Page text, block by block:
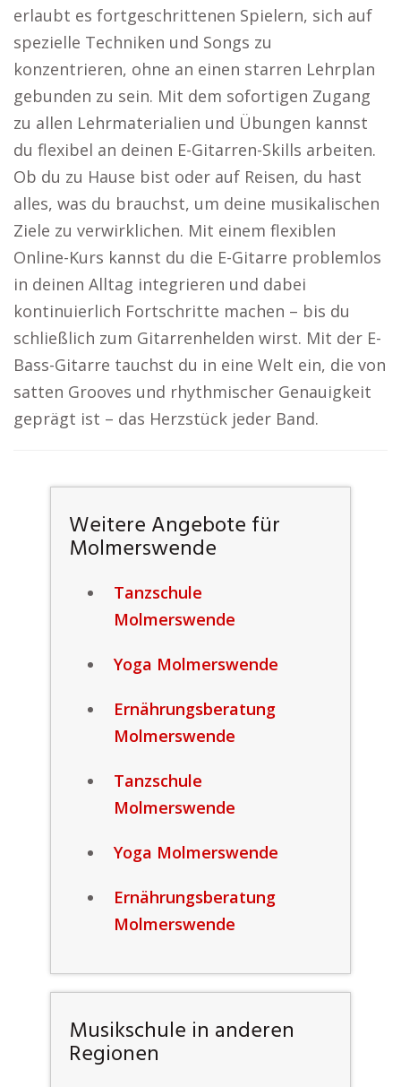
erlaubt es fortgeschrittenen Spielern, sich auf
spezielle Techniken und Songs zu
konzentrieren, ohne an einen starren Lehrplan
gebunden zu sein. Mit dem sofortigen Zugang
zu allen Lehrmaterialien und Übungen kannst
du flexibel an deinen E-Gitarren-Skills arbeiten.
Ob du zu Hause bist oder auf Reisen, du hast
alles, was du brauchst, um deine musikalischen
Ziele zu verwirklichen. Mit einem flexiblen
Online-Kurs kannst du die E-Gitarre problemlos
in deinen Alltag integrieren und dabei
kontinuierlich Fortschritte machen – bis du
schließlich zum Gitarrenhelden wirst. Mit der E-
Bass-Gitarre tauchst du in eine Welt ein, die von
satten Grooves und rhythmischer Genauigkeit
geprägt ist – das Herzstück jeder Band.
Weitere Angebote für
Molmerswende
Tanzschule
Molmerswende
Yoga Molmerswende
Ernährungsberatung
Molmerswende
Tanzschule
Molmerswende
Yoga Molmerswende
Ernährungsberatung
Molmerswende
Musikschule in anderen
Regionen